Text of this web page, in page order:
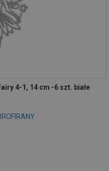
4-1, 14 cm -6 szt. białe